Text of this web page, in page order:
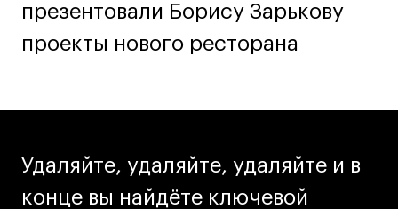
презентовали Борису Зарькову
проекты нового ресторана
Удаляйте, удаляйте, удаляйте и в
конце вы найдёте ключевой